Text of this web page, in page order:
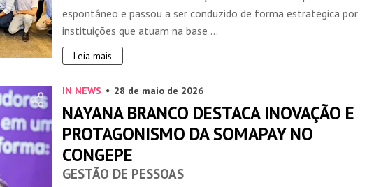
espontâneo e passou a ser conduzido de forma estratégica por
instituições que atuam na base ...
Leia mais
IN NEWS 28 de maio de 2026
NAYANA BRANCO DESTACA INOVAÇÃO E
PROTAGONISMO DA SOMAPAY NO
CONGEPE
GESTÃO DE PESSOAS